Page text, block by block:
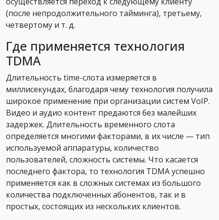
(после непродолжительного тайминга), третьему,
четвертому и т. д.
Где применяется технология
TDMA
Длительность time-слота измеряется в
миллисекундах, благодаря чему технология получила
широкое применение при организации систем VoIP.
Видео и аудио контент предаются без малейших
задержек. Длительность временного слота
определяется многими факторами, в их числе — тип
используемой аппаратуры, количество
пользователей, сложность системы. Что касается
последнего фактора, то технология TDMA успешно
применяется как в сложных системах из большого
количества подключенных абонентов, так и в
простых, состоящих из нескольких клиентов.